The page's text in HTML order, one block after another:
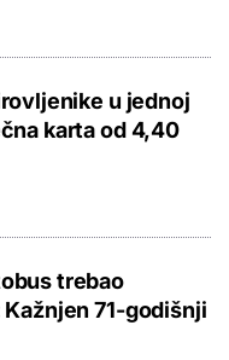
u jednoj
karta od 4,40
trebao
71-godišnji